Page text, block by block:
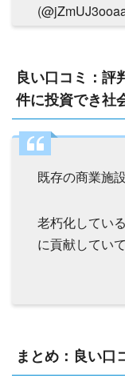
良い口コミ：
件に投資でき社
既存の商業施
老朽化してい
に貢献してい
まとめ：良い口